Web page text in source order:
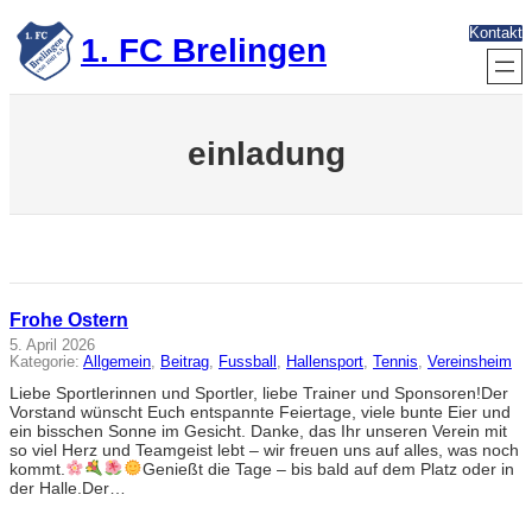
Zum
Inhalt
springen 1. FC Brelingen Kontakt
einladung
Frohe Ostern
5. April 2026
Kategorie: Allgemein, Beitrag, Fussball , Hallensport, Tennis, Vereinsheim
Liebe Sportlerinnen und Sportler, liebe Trainer und Sponsoren!Der
Vorstand wünscht Euch entspannte Feiertage, viele bunte Eier und
ein bisschen Sonne im Gesicht. Danke, das Ihr unseren Verein mit
so viel Herz und Teamgeist lebt – wir freuen uns auf alles, was noch
kommt.
Genießt die Tage – bis bald auf dem Platz oder in
der Halle.Der…